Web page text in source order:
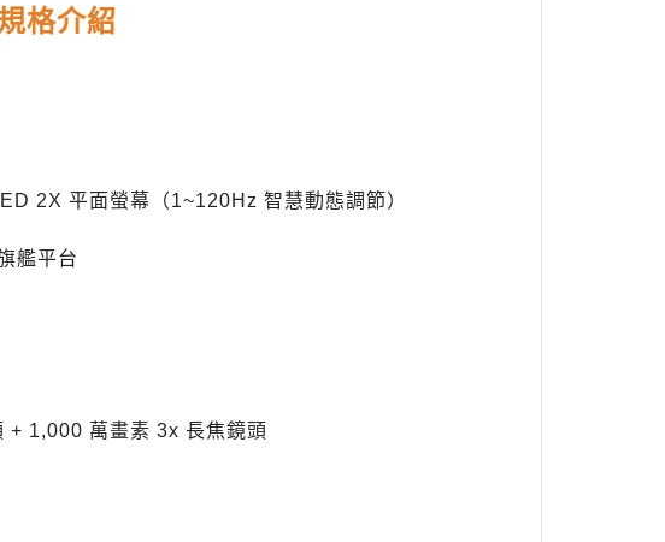
格介紹
2X 平面螢幕（1~120Hz 智慧動態調節）
艦平台
1,000 萬畫素 3x 長焦鏡頭